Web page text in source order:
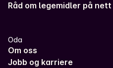
Råd om legemidler på nett
Oda
Om oss
Jobb og karriere